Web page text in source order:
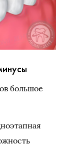
большое